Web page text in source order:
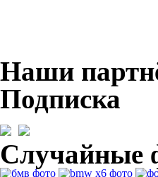
Наши
Подписка
Случайные